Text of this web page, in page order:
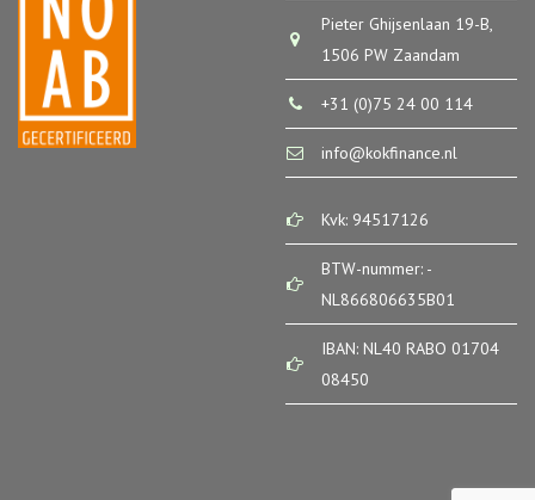
Pieter Ghijsenlaan 19-B,
1506 PW Zaandam
+31 (0)75 24 00 114
info@kokfinance.nl
Kvk: 94517126
BTW-nummer: -
NL866806635B01
IBAN: NL40 RABO 01704
08450